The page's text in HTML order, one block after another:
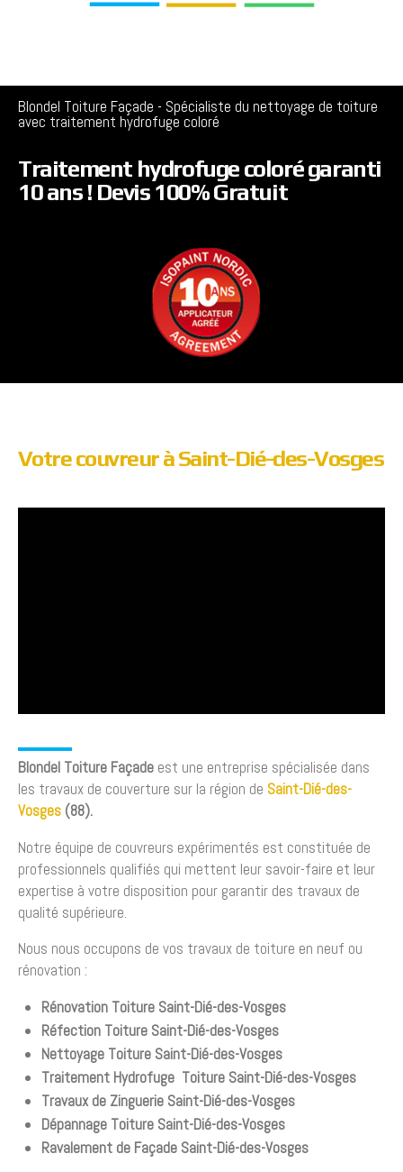
Blondel Toiture Façade - Spécialiste du nettoyage de toiture
avec traitement hydrofuge coloré
Traitement hydrofuge coloré garanti
10 ans ! Devis 100% Gratuit
Votre couvreur à Saint-Dié-des-Vosges
Blondel Toiture Façade est une entreprise spécialisée dans
les travaux de couverture sur la région de Saint-Dié-des-
Vosges (88).
Notre équipe de couvreurs expérimentés est constituée de
professionnels qualifiés qui mettent leur savoir-faire et leur
expertise à votre disposition pour garantir des travaux de
qualité supérieure.
Nous nous occupons de vos travaux de toiture en neuf ou
rénovation :
Rénovation Toiture Saint-Dié-des-Vosges
Réfection Toiture Saint-Dié-des-Vosges
Nettoyage Toiture Saint-Dié-des-Vosges
Traitement Hydrofuge Toiture Saint-Dié-des-Vosges
Travaux de Zinguerie Saint-Dié-des-Vosges
Dépannage Toiture Saint-Dié-des-Vosges
Ravalement de Façade Saint-Dié-des-Vosges